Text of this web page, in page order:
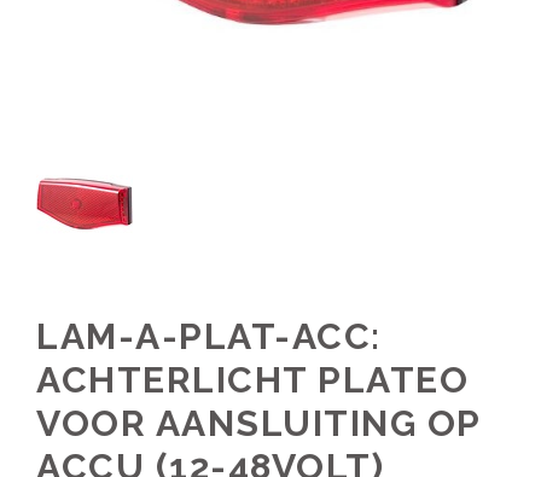
LAM-A-PLAT-ACC:
ACHTERLICHT PLATEO
VOOR AANSLUITING OP
ACCU (12-48VOLT)